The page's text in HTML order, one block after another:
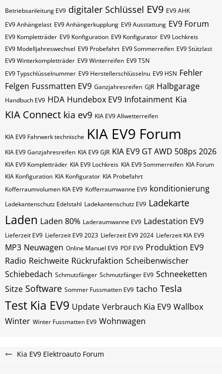
Betriebsanleitung EV9 digitaler Schlüssel EV9 EV9 AHK
EV9 Anhängelast EV9 Anhängerkupplung EV9 Ausstattung EV9 Forum
EV9 Kompletträder EV9 Konfiguration EV9 Konfigurator EV9 Lochkreis
EV9 Modelljahreswechsel EV9 Probefahrt EV9 Sommerreifen EV9 Stützlast
EV9 Winterkompletträder EV9 Winterreifen EV9​​​​ TSN
EV9​​​​ Typschlüsselnummer EV9​​​​​ Herstellerschlüsselnu EV9​​​​​ HSN Fehler
Felgen Fussmatten EV9 Ganzjahresreifen GJR Halbgarage
Handbuch EV9 HDA Hundebox EV9 Infotainment Kia
KIA Connect kia ev9 KIA EV9 Allwetterreifen
KIA EV9 Fahrwerk technische KIA EV9 Forum
KIA EV9 Ganzjahresreifen KIA EV9 GJR KIA EV9 GT AWD 508ps 2026
KIA EV9 Kompletträder KIA EV9 Lochkreis KIA EV9 Sommerreifen KIA Forum
KIA Konfiguration KIA Konfigurator KIA Probefahrt
Kofferraumvolumen KIA EV9 Kofferraumwanne EV9 konditionierung
Ladekantenschutz Edelstahl Ladekantenschutz EV9 Ladekarte
Laden Laden 80% Laderaumwanne EV9 Ladestation EV9
Lieferzeit EV9 Lieferzeit EV9 2023 Lieferzeit EV9 2024 Lieferzeit KIA EV9
MP3 Neuwagen Online Manuel EV9 PDF EV9 Produktion EV9
Radio Reichweite Rückrufaktion Scheibenwischer
Schiebedach Schmutzfänger Schmutzfänger EV9 Schneeketten
Sitze Software Sommer Fussmatten EV9 tacho Tesla
Test Kia EV9 Update Verbrauch Kia EV9 Wallbox
Winter Winter Fussmatten EV9 Wohnwagen
Kia EV9 Elektroauto Forum